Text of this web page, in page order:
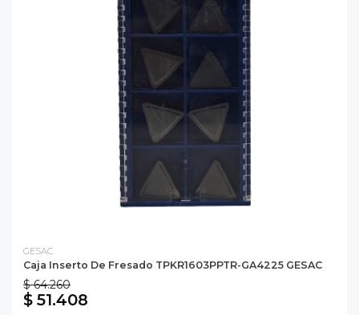
GESAC
Caja Inserto De Fresado TPKR1603PPTR-GA4225 GESAC
$ 64.260
$ 51.408